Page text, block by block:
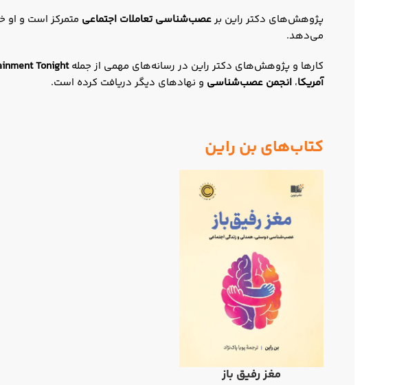
پژوهش‌های دکتر راین برعصب‌شناسی تعاملات اجتماعی متمرکز است و او
می‌دهد.
کارها و پژوهش‌های دکتر راین در رسانه‌های مهمی از جملهTonight
آمریکا، انجمن عصب‌شناسی و نهادهای دیگر دریافت کرده است.
کتاب‌های بن راین
افزودن به سبد خرید
مغز رفیق باز